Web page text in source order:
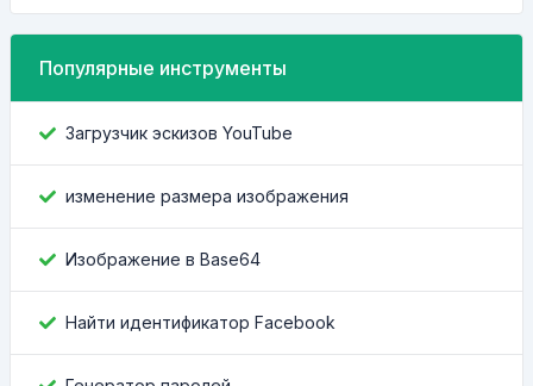
Популярные инструменты
Загрузчик эскизов YouTube
изменение размера изображения
Изображение в Base64
Найти идентификатор Facebook